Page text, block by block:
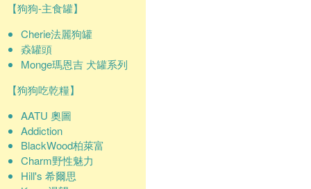
【狗狗-主食罐】
Cherie法麗狗罐
猋罐頭
Monge瑪恩吉 犬罐系列
【狗狗吃乾糧】
AATU 奧圖
Addiction
BlackWood柏萊富
Charm野性魅力
Hill's 希爾思